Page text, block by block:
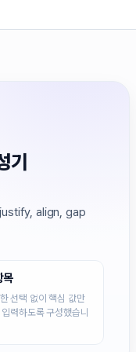
기
align, gap
목
선택 없이 핵심 값만
력하도록 구성했습니